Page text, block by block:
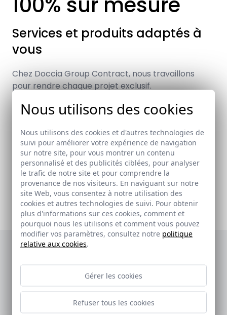
Services et produits adaptés à
vous
Chez Doccia Group Contract, nous travaillons
pour rendre chaque projet exclusif.
Nous fabriquons des produits uniques, 100%
personnalisés à votre projet. De plus, nous
disposons d’innombrables finitions et détails qui
feront de vos idées une réalité.
Nous créons le projet que vous avez en tête, avec
des matériaux de première qualité, un processus
de fabrication soigné et un service de vente et
après-vente profesionnel, personnalisé et adapté
à vos besoins.
Galerie des réalisations
Nous utilisons des cookies
Nous utilisons des cookies et d'autres technologies de
suivi pour améliorer votre expérience de navigation
sur notre site, pour vous montrer un contenu
personnalisé et des publicités ciblées, pour analyser
le trafic de notre site et pour comprendre la
provenance de nos visiteurs. En naviguant sur notre
site Web, vous consentez à notre utilisation des
cookies et autres technologies de suivi. Pour obtenir
plus d'informations sur ces cookies, comment et
pourquoi nous les utilisons et comment vous pouvez
modifier vos paramètres, consultez notre politique
relative aux cookies.
Gérer les cookies
Refuser tous les cookies